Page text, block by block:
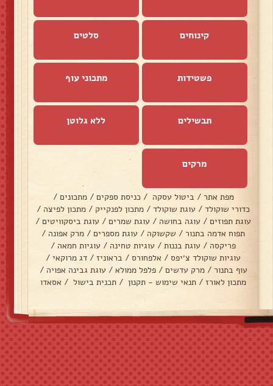
קינוחים סלטים
פשטידות מתכוני עוף
תבשילים ללא גלוטן
מרקים
מפת אתר / ביטול עסקה / כניסת ספקים / מתכונים /
כדורי שוקולד / עוגת שוקולד / מתכון לפנקייק / מתכון לפיצה /
עוגת תפוזים / עוגה בחושה / עוגת שמרים / עוגת ביסקוויטים /
תפוח אדמה בתנור / שקשוקה / עוגת מספרים / מרק אפונה /
פריקסה / עוגת בננות / עוגיות טחינה / עוגיות חמאה /
עוגיות שוקולד צ׳יפס / אלפחורס / בראוניז / דג מרוקאי /
עוף בתנור / מרק עדשים / פלפל ממולא / עוגת גבינה אפויה /
מתכון לאורז / תנאי שימוש - תקנון / תכנית בישול / אסאדו